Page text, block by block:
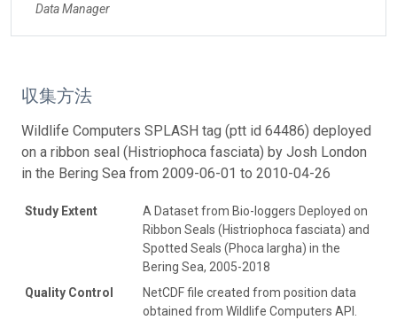
Data Manager
収集方法
Wildlife Computers SPLASH tag (ptt id 64486) deployed
on a ribbon seal (Histriophoca fasciata) by Josh London
in the Bering Sea from 2009-06-01 to 2010-04-26
Study Extent
A Dataset from Bio-loggers Deployed on
Ribbon Seals (Histriophoca fasciata) and
Spotted Seals (Phoca largha) in the
Bering Sea, 2005-2018
Quality Control
NetCDF file created from position data
obtained from Wildlife Computers API.